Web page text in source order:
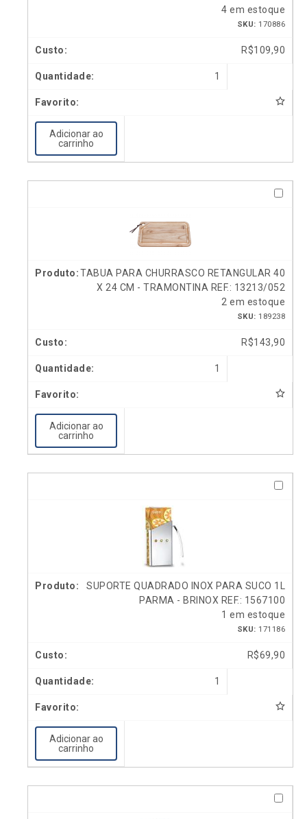
4 em estoque
SKU: 170886
R$109,90
1
Adicionar ao
carrinho
TABUA PARA CHURRASCO RETANGULAR 40
X 24 CM - TRAMONTINA REF.: 13213/052
2 em estoque
SKU: 189238
R$143,90
1
Adicionar ao
carrinho
SUPORTE QUADRADO INOX PARA SUCO 1L
PARMA - BRINOX REF.: 1567100
1 em estoque
SKU: 171186
R$69,90
1
Adicionar ao
carrinho